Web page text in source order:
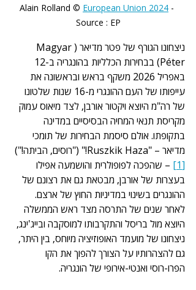
Alain Rolland © European Union 2024 -
Source : EP
ניצחונו הגורף של פטר מדיאר (Magyar
באפריל 2026 משקף בראש ובראשונה את
עייפותו של העם ההונגרי מ-16 שנות שלטונו
של רה"מ היוצא ויקטור אורבן, לצד מיאוס עמוק
מקריסת תנאי המחיה הבסיסיים במדינה
בתקופתו. אולם סיסמת הבחירות של תומכי
מדיאר – "Ruszkik Haza!" ("רוסים, הביתה!")
[1]
– שהפכה לפופולרית והושמעה אפילו
בעצרות של אורבן, מבטאת גם את רצונם של
ההונגרים בשינוי במדיניות החוץ של ארצם.
לאחר שנים של התרסה מצד ראש הממשלה
היוצא מול בריסל והתקרבותו למוסקבה ובייג'ינג,
ניצחונו של מועמד האופוזיציה מיוחס, בין היתר,
גם להצהרותיו על הצורך להפוך את הקו
הפרו-רוסי ואנטי-אירופי של הונגריה.